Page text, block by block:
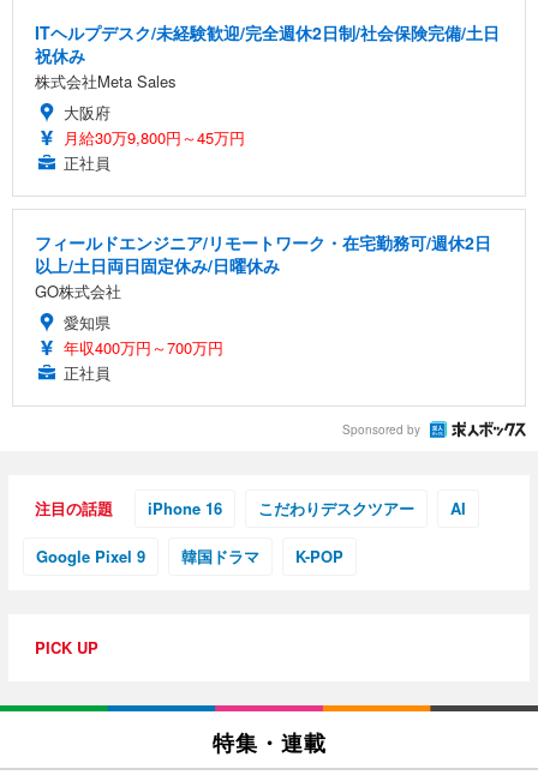
ITヘルプデスク/未経験歓迎/完全週休2日制/社会保険完備/土日
祝休み
株式会社Meta Sales
大阪府
月給30万9,800円～45万円
正社員
フィールドエンジニア/リモートワーク・在宅勤務可/週休2日
以上/土日両日固定休み/日曜休み
GO株式会社
愛知県
年収400万円～700万円
正社員
Sponsored by
注目の話題 iPhone 16 こだわりデスクツアー AI
Google Pixel 9 韓国ドラマ K-POP
PICK UP
特集・連載